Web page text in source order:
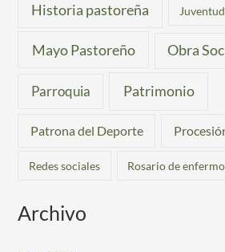
Historia pastoreña
Mayo Pastoreño Obra
Parroquia Patrimonio
Patrona del Deporte
Redes sociales Rosario de
Archivo